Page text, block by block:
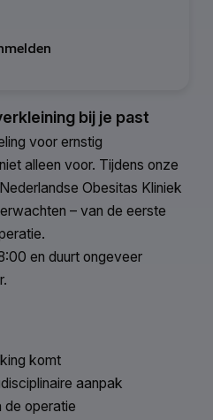
bij je past
voor ernstig
alleen voor. Tijdens onze
Obesitas Kliniek
– van de eerste
en duurt ongeveer
komt
aanpak
de operatie